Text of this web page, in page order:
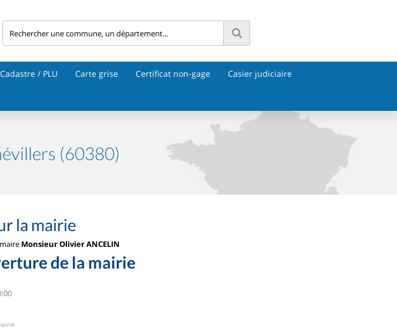
Cadastre / PLU Carte grise Certificat non-gage Casier judiciaire
(60380)
la mairie
Monsieur Olivier ANCELIN
de la mairie